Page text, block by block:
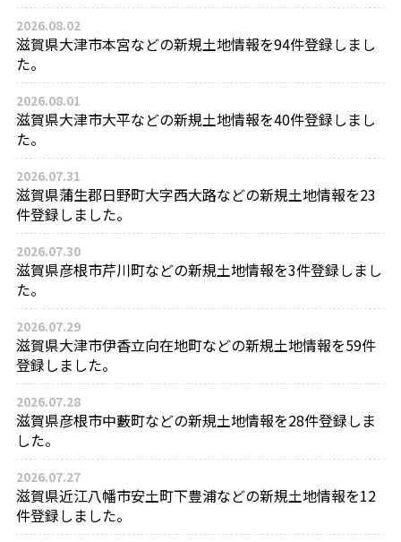
2026.08.02
滋賀県大津市本宮などの新規土地情報を94件登録しまし
た。
2026.08.01
滋賀県大津市大平などの新規土地情報を40件登録しまし
た。
2026.07.31
滋賀県蒲生郡日野町大字西大路などの新規土地情報を23
件登録しました。
2026.07.30
滋賀県彦根市芹川町などの新規土地情報を3件登録しまし
た。
2026.07.29
滋賀県大津市伊香立向在地町などの新規土地情報を59件
登録しました。
2026.07.28
滋賀県彦根市中藪町などの新規土地情報を28件登録しま
した。
2026.07.27
滋賀県近江八幡市安土町下豊浦などの新規土地情報を12
件登録しました。